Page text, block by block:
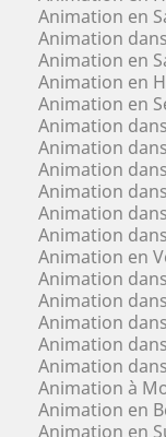
Animation en
Animation
Animation en
Animation en
Animation en
Animation
Animation
Animation
Animation
Animation
Animation
Animation en
Animation
Animation
Animation
Animation
Animation
Animation à
Animation en
Animation en